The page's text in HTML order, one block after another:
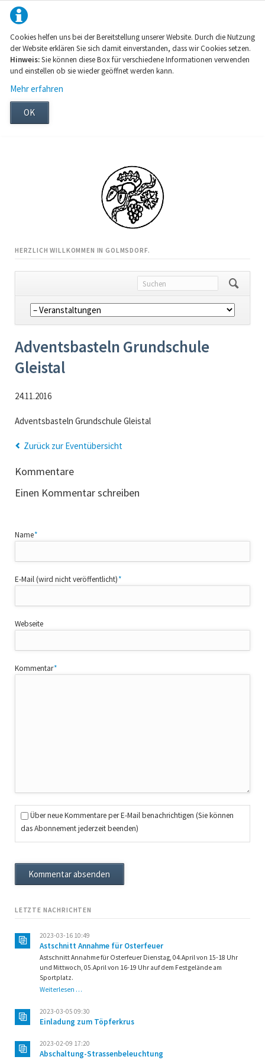
Cookies helfen uns bei der Bereitstellung unserer Website. Durch die Nutzung
der Website erklären Sie sich damit einverstanden, dass wir Cookies setzen.
Hinweis:Sie können diese Box für verschiedene Informationen verwenden
und einstellen ob sie wieder geöffnet werden kann.
Mehr erfahren
OK
HERZLICH WILLKOMMEN IN GOLMSDORF.
Navigation
überspringen
Adventsbasteln Grundschule
Gleistal
24.11.2016
Adventsbasteln Grundschule Gleistal
Zurück zur Eventübersicht
Kommentare
Einen Kommentar schreiben
Pflichtfeld
Name*
Pflichtfeld
E-Mail (wird nicht veröffentlicht)*
Webseite
Pflichtfeld
Kommentar*
Über neue Kommentare per E-Mail benachrichtigen (Sie können
das Abonnement jederzeit beenden)
Kommentar absenden
LETZTE NACHRICHTEN
2023-03-16 10:49
Astschnitt Annahme für Osterfeuer
Astschnitt Annahme für Osterfeuer Dienstag, 04.April von 15-18 Uhr
und Mittwoch, 05.April von 16-19 Uhr auf dem Festgelände am
Sportplatz.
Weiterlesen …Astschnitt
für
Osterfeuer
2023-03-05 09:30
Einladung zum Töpferkrus
2023-02-09 17:20
Abschaltung-Strassenbeleuchtung